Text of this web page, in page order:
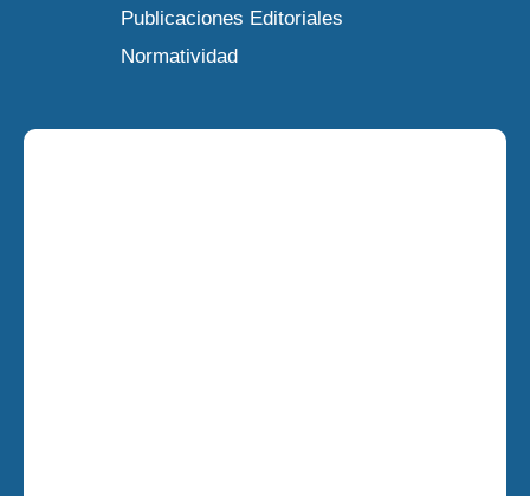
Publicaciones Editoriales
Normatividad